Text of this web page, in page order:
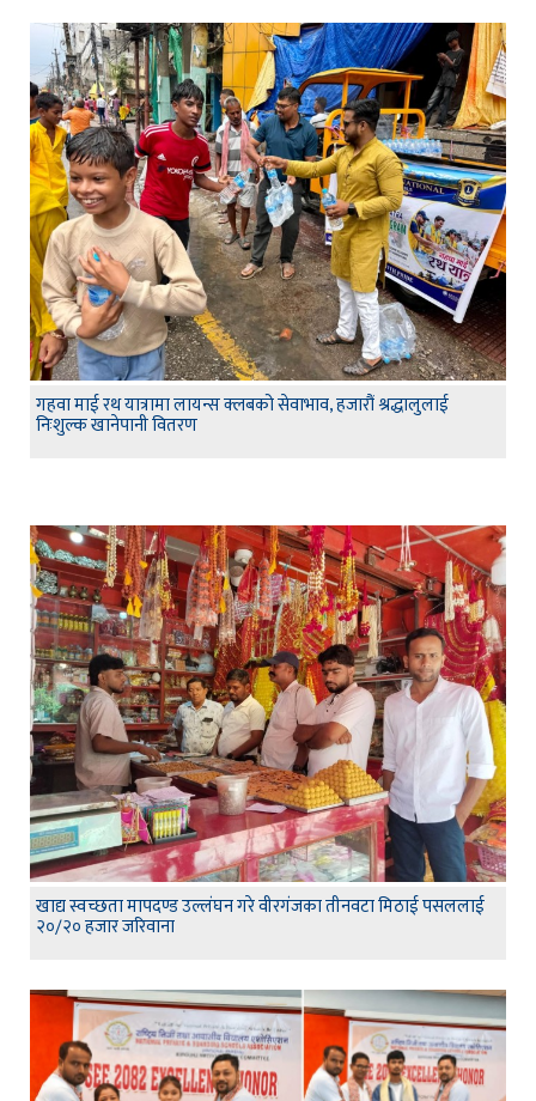
गहवा माई रथ यात्रामा लायन्स क्लबको सेवाभाव, हजारौं श्रद्धालुलाई
निःशुल्क खानेपानी वितरण
खाद्य स्वच्छता मापदण्ड उल्लंघन गरे वीरगंजका तीनवटा मिठाई पसललाई
२०/२० हजार जरिवाना